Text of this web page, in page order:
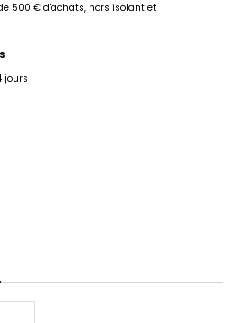
500 € d'achats, hors isolant et
jours